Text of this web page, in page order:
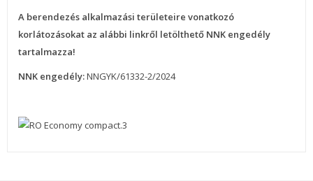
A berendezés alkalmazási területeire vonatkozó
korlátozásokat az alábbi linkről letölthető NNK engedély
tartalmazza!
NNK engedély:NNGYK/61332-2/2024